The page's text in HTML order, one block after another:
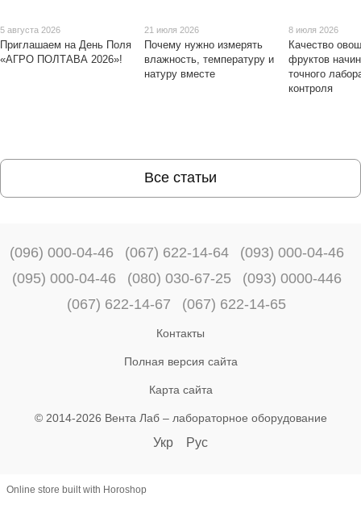
5 августа 2026
Приглашаем на День Поля
«АГРО ПОЛТАВА 2026»!
21 июля 2026
Почему нужно измерять
влажность, температуру и
натуру вместе
8 июля 2026
Качество
фруктов
точного
контроля
Все статьи
(096) 000-04-46 (067) 622-14-64
(093) 000-04-46
(095) 000-04-46
(080) 030-67-25
(093) 0000-446
(067) 622-14-67
(067) 622-14-65
Контакты
Полная версия сайта
Карта сайта
© 2014-2026 Вента Лаб – лабораторное оборудование
Укр Рус
Online store built with Horoshop